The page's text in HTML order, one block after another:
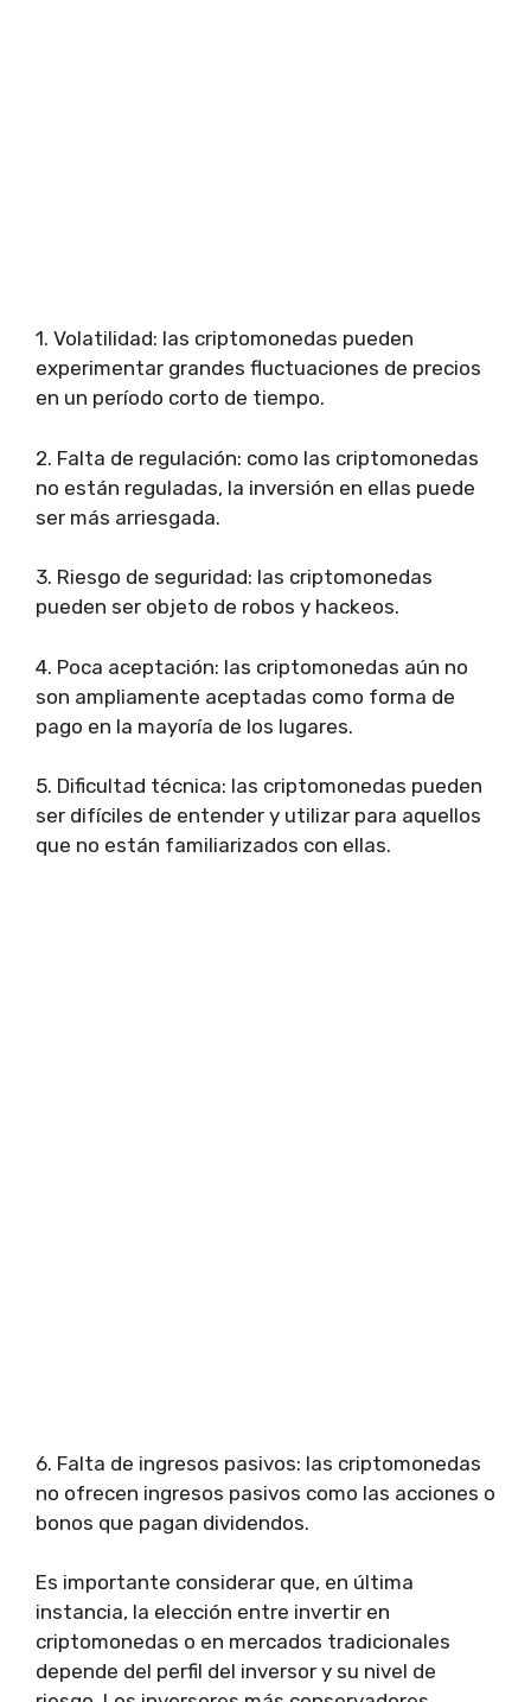
1. Volatilidad: las criptomonedas pueden
experimentar grandes fluctuaciones de precios
en un período corto de tiempo.
2. Falta de regulación: como las criptomonedas
no están reguladas, la inversión en ellas puede
ser más arriesgada.
3. Riesgo de seguridad: las criptomonedas
pueden ser objeto de robos y hackeos.
4. Poca aceptación: las criptomonedas aún no
son ampliamente aceptadas como forma de
pago en la mayoría de los lugares.
5. Dificultad técnica: las criptomonedas pueden
ser difíciles de entender y utilizar para aquellos
que no están familiarizados con ellas.
6. Falta de ingresos pasivos: las criptomonedas
no ofrecen ingresos pasivos como las acciones o
bonos que pagan dividendos.
Es importante considerar que, en última
instancia, la elección entre invertir en
criptomonedas o en mercados tradicionales
depende del perfil del inversor y su nivel de